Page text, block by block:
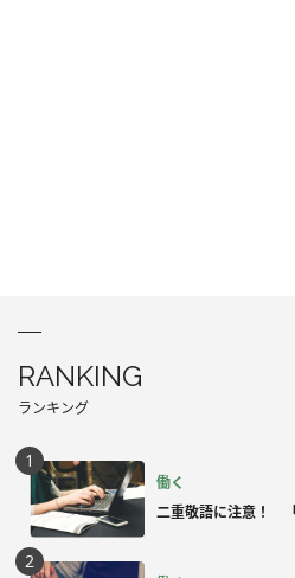
RANKING
ランキング
働く
二重敬語に注意！